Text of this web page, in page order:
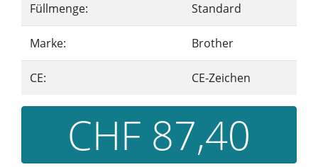
Füllmenge: Standard
Marke: Brother
CE: CE-Zeichen
CHF 87,40